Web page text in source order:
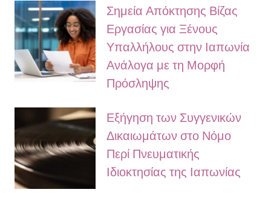
Σημεία Απόκτησης Βίζας
Εργασίας για Ξένους
Υπαλλήλους στην Ιαπωνία
Ανάλογα με τη Μορφή
Πρόσληψης
Εξήγηση των Συγγενικών
Δικαιωμάτων στο Νόμο
Περί Πνευματικής
Ιδιοκτησίας της Ιαπωνίας